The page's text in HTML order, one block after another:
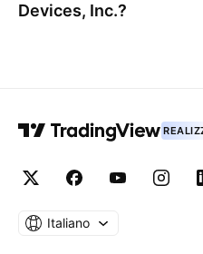
Devices, Inc.?
Italiano